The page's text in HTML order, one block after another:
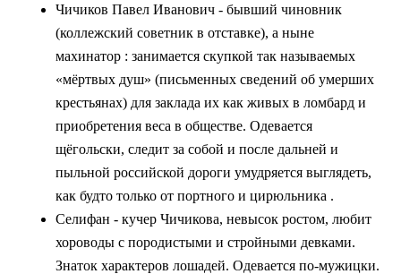
Чичиков Павел Иванович - бывший чиновник
(коллежский советник в отставке), а ныне
махинатор : занимается скупкой так называемых
«мёртвых душ» (письменных сведений об умерших
крестьянах) для заклада их как живых в ломбард и
приобретения веса в обществе. Одевается
щёгольски, следит за собой и после дальней и
пыльной российской дороги умудряется выглядеть,
как будто только от портного и цирюльника .
Селифан - кучер Чичикова, невысок ростом, любит
хороводы с породистыми и стройными девками.
Знаток характеров лошадей. Одевается по-мужицки.